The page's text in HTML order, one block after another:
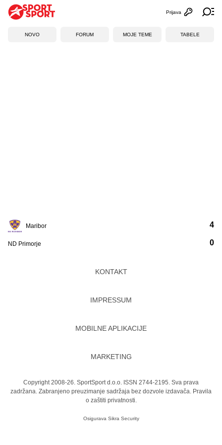
Otvori
Prijava
NOVO FORUM MOJE TEME TABELE
Maribor
ND Primorje
4
0
KONTAKT
IMPRESSUM
MOBILNE APLIKACIJE
MARKETING
Copyright 2008-26. SportSport d.o.o. ISSN 2744-2195. Sva prava
zadržana. Zabranjeno preuzimanje sadržaja bez dozvole izdavača. Pravila
o zaštiti privatnosti.
Osigurava Sikra Security